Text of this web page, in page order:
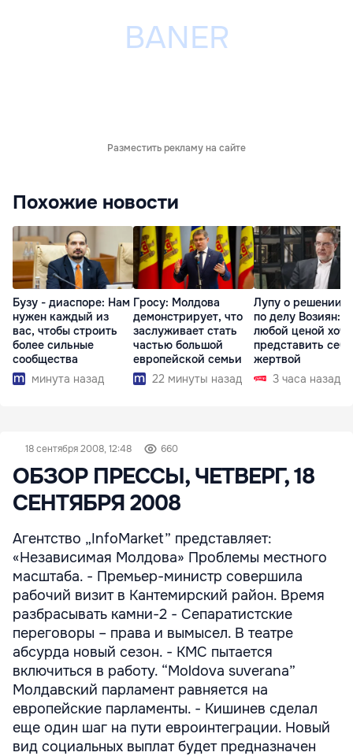
Разместить рекламу на сайте
Похожие новости
Бузу - диаспоре: Нам
нужен каждый из
вас, чтобы строить
более сильные
сообщества
минута назад
Гросу: Молдова
демонстрирует, что
заслуживает стать
частью большой
европейской семьи
22 минуты назад
Лупу о решении
по делу Возиян:
любой ценой
представить себя
жертвой
3 часа назад
18 сентября 2008, 12:48 660
ОБЗОР ПРЕССЫ, ЧЕТВЕРГ, 18
СЕНТЯБРЯ 2008
Агентство „InfoMarket” представляет:
«Независимая Молдова» Проблемы местного
масштаба. - Премьер-министр совершила
рабочий визит в Кантемирский район. Время
разбрасывать камни-2 - Сепаратистские
переговоры – права и вымысел. В театре
абсурда новый сезон. - КМС пытается
включиться в работу. “Moldova suverana”
Молдавский парламент равняется на
европейские парламенты. - Кишинев сделал
еще один шаг на пути евроинтеграции. Новый
вид социальных выплат будет предназначен